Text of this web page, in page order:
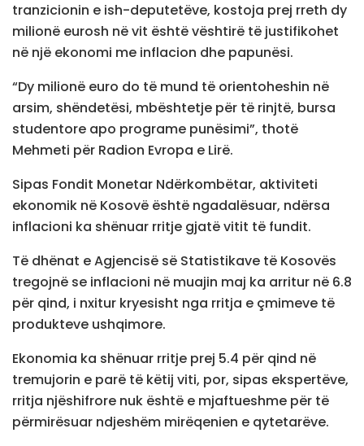
tranzicionin e ish-deputetëve, kostoja prej rreth dy
milionë eurosh në vit është vështirë të justifikohet
në një ekonomi me inflacion dhe papunësi.
“Dy milionë euro do të mund të orientoheshin në
arsim, shëndetësi, mbështetje për të rinjtë, bursa
studentore apo programe punësimi”, thotë
Mehmeti për Radion Evropa e Lirë.
Sipas Fondit Monetar Ndërkombëtar, aktiviteti
ekonomik në Kosovë është ngadalësuar, ndërsa
inflacioni ka shënuar rritje gjatë vitit të fundit.
Të dhënat e Agjencisë së Statistikave të Kosovës
tregojnë se inflacioni në muajin maj ka arritur në 6.8
për qind, i nxitur kryesisht nga rritja e çmimeve të
produkteve ushqimore.
Ekonomia ka shënuar rritje prej 5.4 për qind në
tremujorin e parë të këtij viti, por, sipas ekspertëve,
rritja njëshifrore nuk është e mjaftueshme për të
përmirësuar ndjeshëm mirëqenien e qytetarëve.